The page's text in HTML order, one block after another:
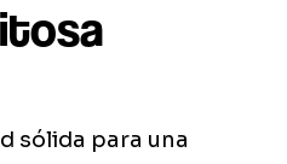
sólida para una